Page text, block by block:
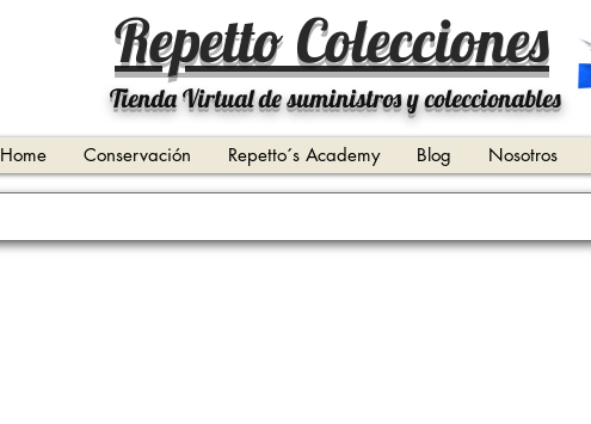
Repetto Colecciones
Tienda Virtual de suministros y coleccionables
Home Conservación Repetto´s Academy Blog Nosotros